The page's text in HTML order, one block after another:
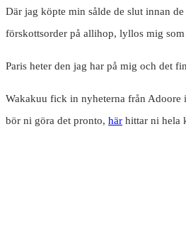
Där jag köpte min sålde de slut innan
förskottsorder på allihop, lyllos mig
Paris heter den jag har på mig och det
Wakakuu fick in nyheterna från Adoore
bör ni göra det pronto, här hittar ni hela